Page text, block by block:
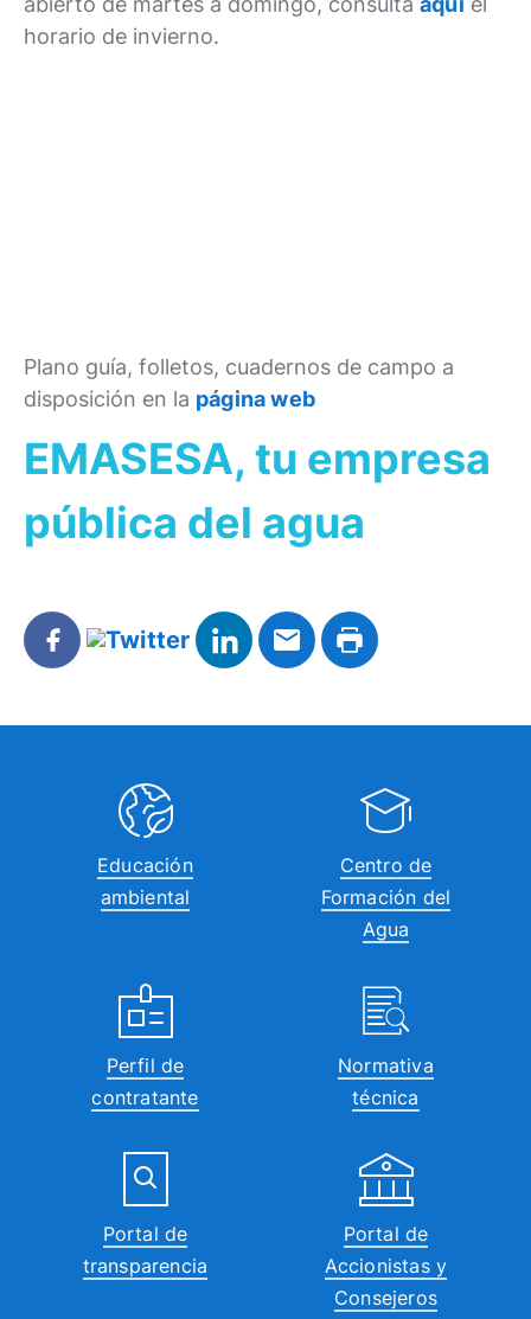
horario de invierno.
Plano guía, folletos, cuadernos de campo a
disposición en la página web
EMASESA, tu empresa
pública del agua
Educación
ambiental
Centro de
Formación del
Agua
Perfil de
contratante
Normativa
técnica
Portal de
transparencia
Portal de
Accionistas y
Consejeros